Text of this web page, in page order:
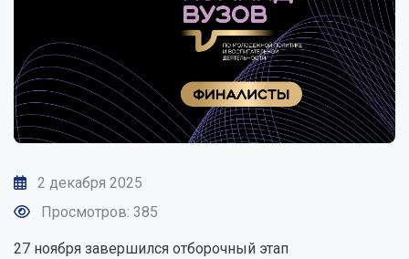
2 декабря 2025
Просмотров: 385
27 ноября завершился отборочный этап